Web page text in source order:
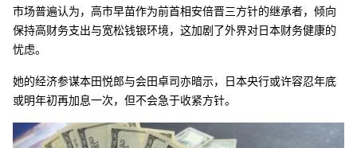
市场普遍认为，高市早苗作为前首相安倍晋三方针的继承者，倾向
保持高财务支出与宽松钱银环境，这加剧了外界对日本财务健康的
忧虑。
她的经济参谋本田悦郎与会田卓司亦暗示，日本央行或许容忍年底
或明年初再加息一次，但不会急于收紧方针。